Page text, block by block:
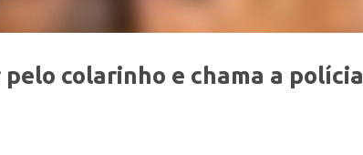
colarinho e chama a polícia